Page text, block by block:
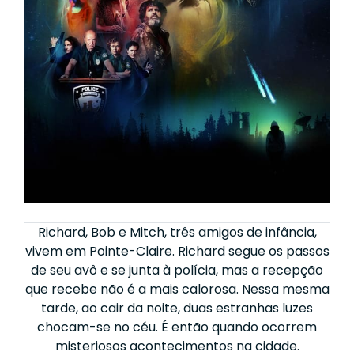
Richard, Bob e Mitch, três amigos de infância,
vivem em Pointe-Claire. Richard segue os passos
de seu avô e se junta à polícia, mas a recepção
que recebe não é a mais calorosa. Nessa mesma
tarde, ao cair da noite, duas estranhas luzes
chocam-se no céu. É então quando ocorrem
misteriosos acontecimentos na cidade.